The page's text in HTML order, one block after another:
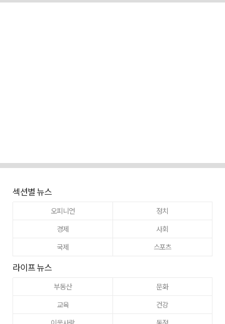
섹션별 뉴스
오피니언
정치
경제
사회
국제
스포츠
라이프 뉴스
부동산
문화
교육
건강